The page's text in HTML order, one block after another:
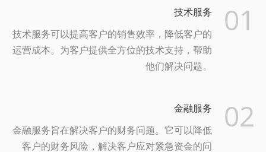
01
技术服务
技术服务可以提高客户的销售效率，降低客户的
运营成本。为客户提供全方位的技术支持，帮助
他们解决问题。
02
金融服务
金融服务旨在解决客户的财务问题。它可以降低
客户的财务风险，解决客户应对紧急资金的问